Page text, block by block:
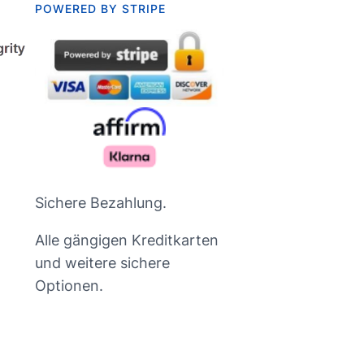
POWERED BY STRIPE
Sichere Bezahlung.
Alle gängigen Kreditkarten
und weitere sichere
Optionen.